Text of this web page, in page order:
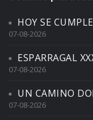
HOY SE
07-08-2026
ESPARRAGAL
07-08-2026
UN CAMINO
07-08-2026